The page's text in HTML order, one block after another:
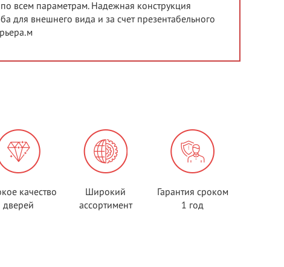
всем параметрам. Надежная конструкция
для внешнего вида и за счет презентабельного
качество
дверей
Широкий
ассортимент
Гарантия сроком
1 год